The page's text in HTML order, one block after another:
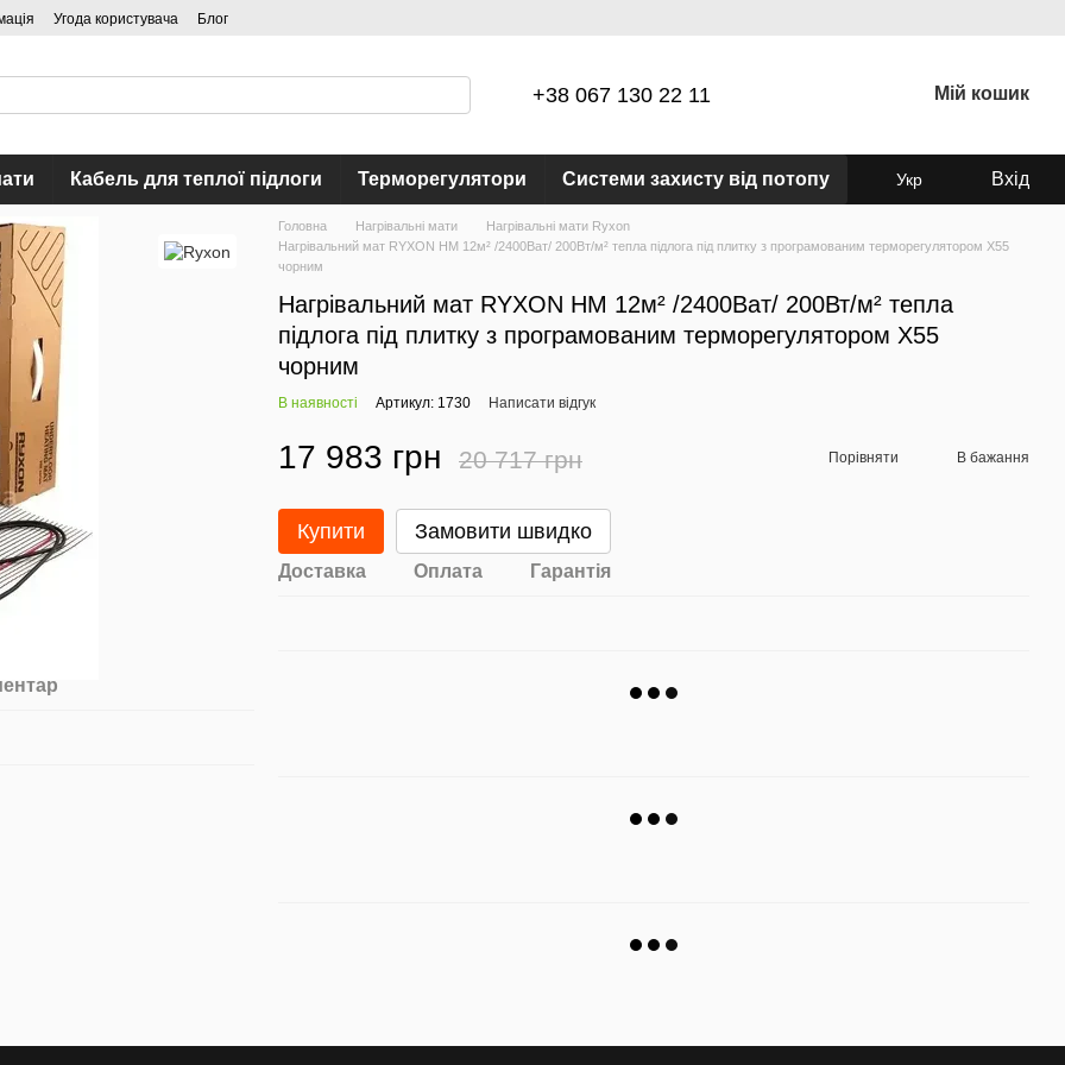
Угода користувача Блог
+38 067 130 22 11 Мій кошик
Кабель для теплої підлоги Терморегулятори Системи захисту від потопу Укр Вхід
Головна Нагрівальні мати
Нагрівальні мати Ryxon
Нагрівальний мат RYXON HM 12м² /2400Ват/ 200Вт/м² тепла підлога під плитку з програмованим терморегулятором Х55
чорним
Нагрівальний мат RYXON HM 12м² /2400Ват/ 200Вт/м² тепла
підлога під плитку з програмованим терморегулятором Х55
чорним
В наявності Артикул: 1730 Написати відгук
17 983 грн 20 717 грн Порівняти В бажання
Купити Замовити швидко
Доставка Оплата Гарантія